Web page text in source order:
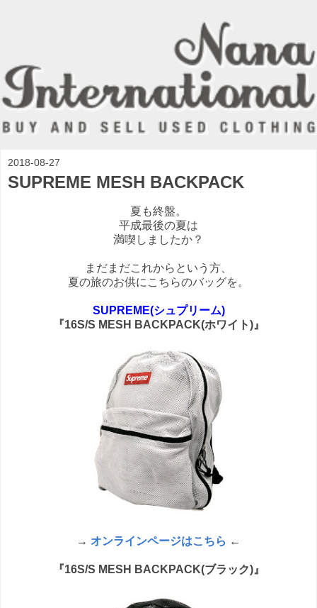
2018-08-27
SUPREME MESH BACKPACK
夏も終盤。
平成最後の夏は
満喫しましたか？
まだまだこれからという方、
夏の旅のお供にこちらのバッグを。
SUPREME(シュプリーム)
『16S/S MESH BACKPACK(ホワイト)』
→ オンラインページはこちら ←
『16S/S MESH BACKPACK(ブラック)』